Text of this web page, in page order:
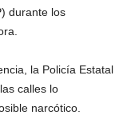
durante los
la Policía Estatal
calles lo
narcótico.